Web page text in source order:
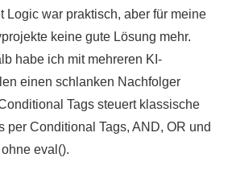
Logic war praktisch, aber für meine
keine gute Lösung mehr.
habe ich mit mehreren KI-
einen schlanken Nachfolger
Tags steuert klassische
per Conditional Tags, AND, OR und
eval().